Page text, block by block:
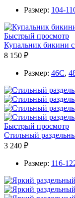
Размер: 104-
Быстрый просмотр
Купальник бикини
8 150 ₽
Размер: 46C,
Быстрый просмотр
Стильный
3 240 ₽
Размер: 116-